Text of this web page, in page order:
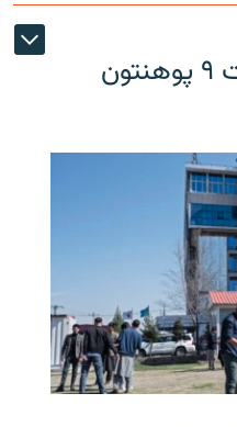
طالبان از تعلیق فعالیت ۹ پوهنتون